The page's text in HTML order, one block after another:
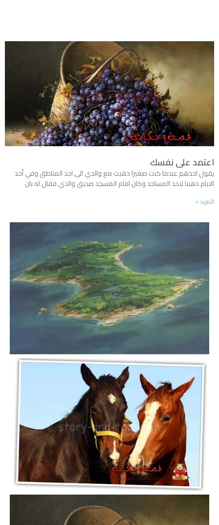
اعتمد على نفسك
يقول احدهم عندما كنت صغيرا ذهبت مع والدي الى احد المناطق وفي أحد
الايام ذهبنا لاحد المساجد وكان امام المسجد صديق والدي فقال له بان
المزيد »